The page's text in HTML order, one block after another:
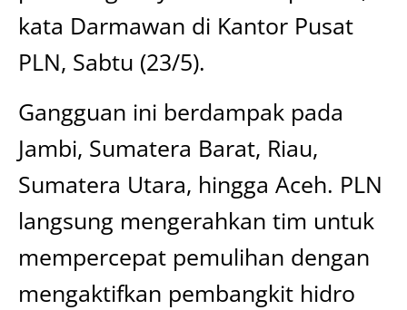
kata Darmawan di Kantor Pusat
PLN, Sabtu (23/5).
Gangguan ini berdampak pada
Jambi, Sumatera Barat, Riau,
Sumatera Utara, hingga Aceh. PLN
langsung mengerahkan tim untuk
mempercepat pemulihan dengan
mengaktifkan pembangkit hidro